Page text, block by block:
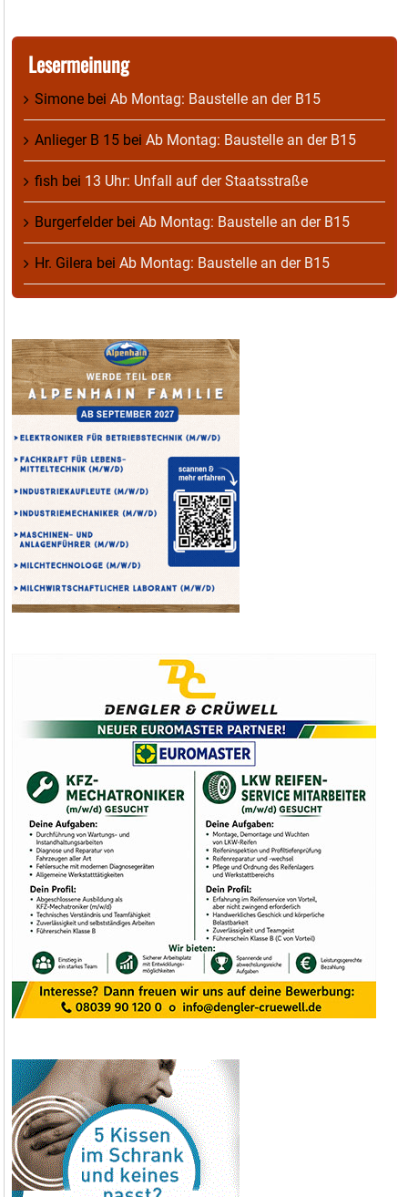
Lesermeinung
Simone bei Ab Montag: Baustelle an der B15
Anlieger B 15 bei Ab Montag: Baustelle an der B15
fish bei 13 Uhr: Unfall auf der Staatsstraße
Burgerfelderbei Ab Montag: Baustelle an der B15
Hr. Gilera bei Ab Montag: Baustelle an der B15